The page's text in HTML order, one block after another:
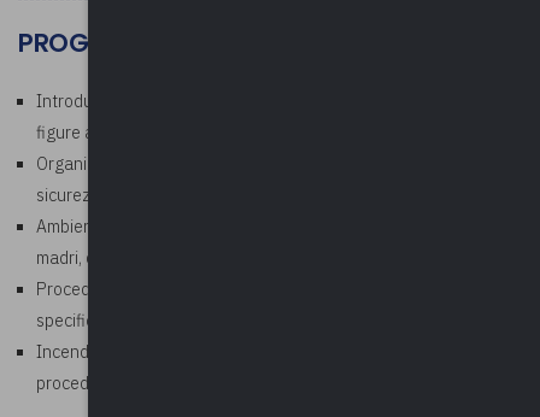
PROGRAMMA
Introduzione, quadro normativo di riferimento, organizzazione e
figure aziendali, concetti di rischio, prevenzione e protezione
Organi di controllo, vigilanza ed assistenza, regole della
sicurezza, organizzazione della prevenzione aziendale
Ambienti di lavoro, microclima, stress lavoro correlato, lavoratrici
madri, dpi, emergenze ed organizzazione del lavoro, segnaletica
Procedure di sicurezza con riferimento al profilo di rischio
specifico, procedure ed organizzazione primo soccorso
Incendi e procedure di esodo, rischio elettrico, rischio infortuni,
procedure penali, sorveglianza sanitaria